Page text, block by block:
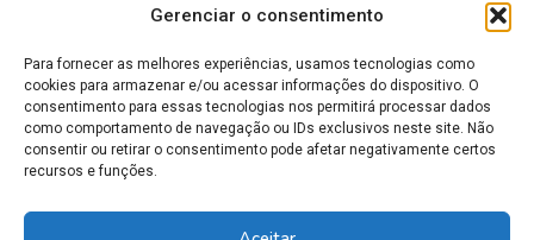
Gerenciar o consentimento
Para fornecer as melhores experiências, usamos tecnologias como
cookies para armazenar e/ou acessar informações do dispositivo. O
consentimento para essas tecnologias nos permitirá processar dados
como comportamento de navegação ou IDs exclusivos neste site. Não
consentir ou retirar o consentimento pode afetar negativamente certos
recursos e funções.
Acessibilidade
Acessibilidade